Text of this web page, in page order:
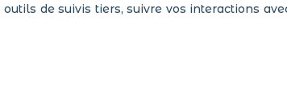
de suivis tiers, suivre vos interactions